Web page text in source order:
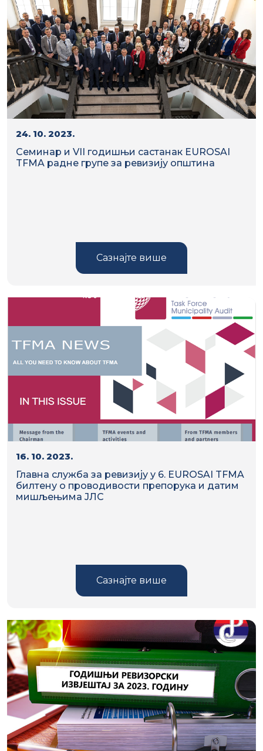
24. 10. 2023.
Семинар и VII годишњи састанак EUROSAI
TFMA радне групе за ревизију општина
Сазнајте више
16. 10. 2023.
Главна служба за ревизију у 6. EUROSAI TFMA
билтену о проводивости препорука и датим
мишљењима ЈЛС
Сазнајте више